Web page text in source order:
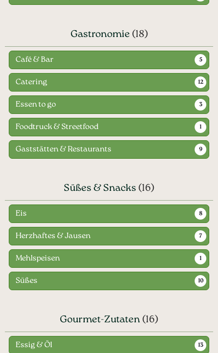
Gastronomie (18)
Café & Bar 5
Catering 12
Essen to go 3
Foodtruck & Streetfood 1
Gaststätten & Restaurants 9
Süßes & Snacks (16)
Eis 8
Herzhaftes & Jausen 7
Mehlspeisen 1
Süßes 10
Gourmet-Zutaten (16)
Essig & Öl 13